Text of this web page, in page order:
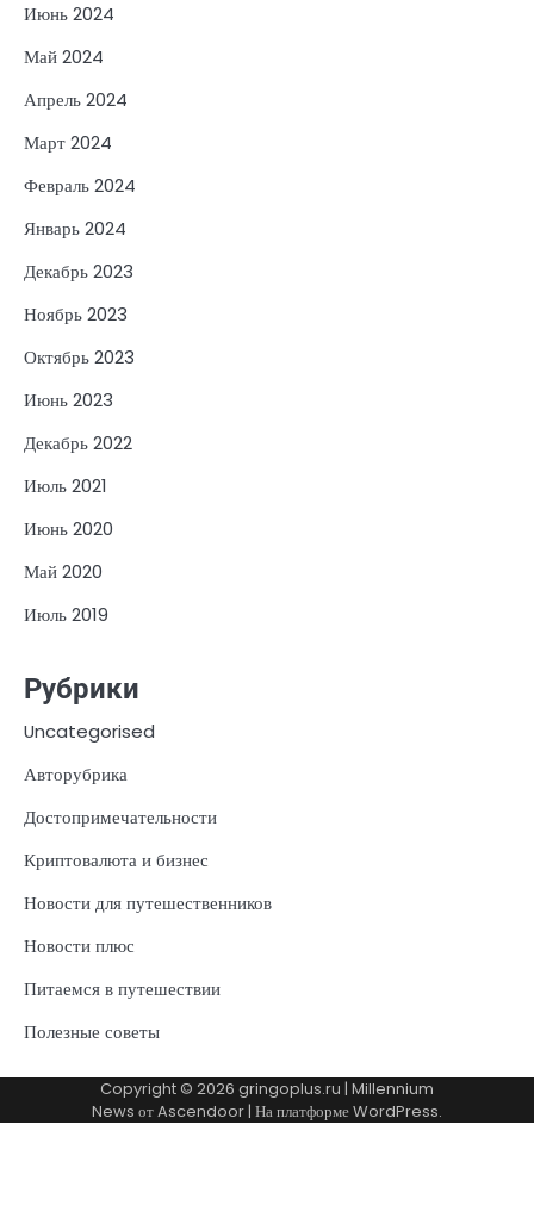
Июнь 2024
Май 2024
Апрель 2024
Март 2024
Февраль 2024
Январь 2024
Декабрь 2023
Ноябрь 2023
Октябрь 2023
Июнь 2023
Декабрь 2022
Июль 2021
Июнь 2020
Май 2020
Июль 2019
Рубрики
Uncategorised
Авторубрика
Достопримечательности
Криптовалюта и бизнес
Новости для путешественников
Новости плюс
Питаемся в путешествии
Полезные советы
Copyright © 2026 gringoplus.ru | Millennium
News отAscendoor| На платформеWordPress.